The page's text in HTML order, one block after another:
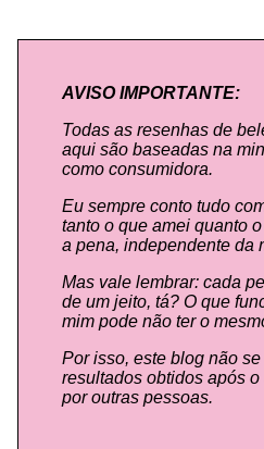
AVISO IMPORTANTE:
Todas as resenhas de
aqui são baseadas na
como consumidora.
Eu sempre conto tudo
tanto o que amei quanto
a pena, independente da
Mas vale lembrar: cada
de um jeito, tá? O que
mim pode não ter o
Por isso, este blog não
resultados obtidos após
por outras pessoas.